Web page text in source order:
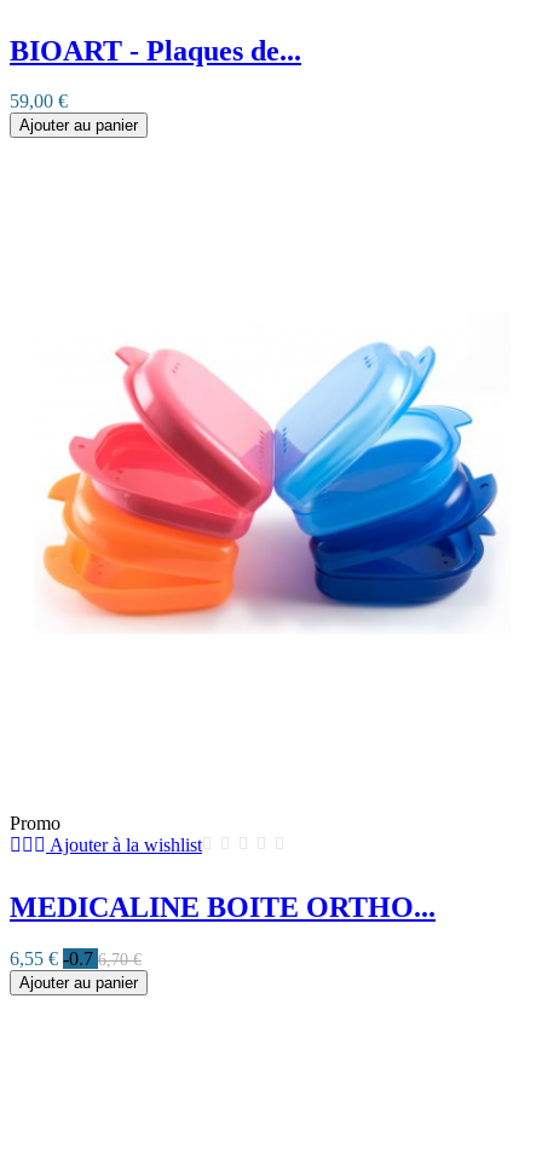
BIOART - Plaques de...
59,00 €
Ajouter au panier
Promo
Ajouter à la wishlist
MEDICALINE BOITE ORTHO...
6,55 € -0.7 6,70 €
Ajouter au panier